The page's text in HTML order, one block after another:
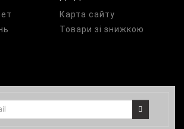
Карта сайту
Товари зі знижкою